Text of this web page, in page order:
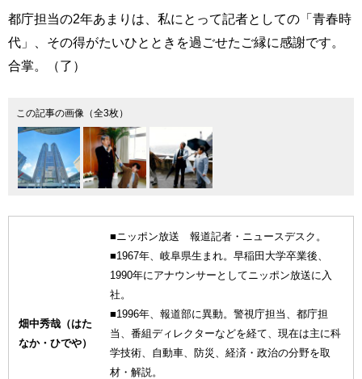
都庁担当の2年あまりは、私にとって記者としての「青春時
代」、その得がたいひとときを過ごせたご縁に感謝です。
合掌。（了）
この記事の画像（全3枚）
畑中秀哉（はた
なか・ひでや）
■ニッポン放送 報道記者・ニュースデスク。
■1967年、岐阜県生まれ。早稲田大学卒業後、
1990年にアナウンサーとしてニッポン放送に入
社。
■1996年、報道部に異動。警視庁担当、都庁担
当、番組ディレクターなどを経て、現在は主に科
学技術、自動車、防災、経済・政治の分野を取
材・解説。